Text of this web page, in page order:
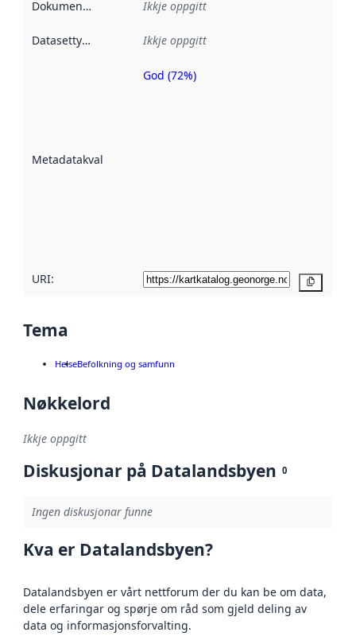
Dokumentasjon Ikkje oppgitt
Datasettype Ikkje oppgitt
Metadatakvalitet
Metadatakvalitet
God (72%)
URI:
Tema
HelseBefolkning og samfunn
Nøkkelord
Ikkje oppgitt
Diskusjonar på Datalandsbyen 0
Ingen diskusjonar funne
Kva er Datalandsbyen?
Datalandsbyen er vårt nettforum der du kan be om data,
dele erfaringar og spørje om råd som gjeld deling av
data og informasjonsforvalting.